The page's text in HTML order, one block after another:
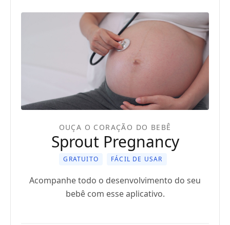
OUÇA O CORAÇÃO DO BEBÊ
Sprout Pregnancy
GRATUITO FÁCIL DE USAR
Acompanhe todo o desenvolvimento do seu
bebê com esse aplicativo.